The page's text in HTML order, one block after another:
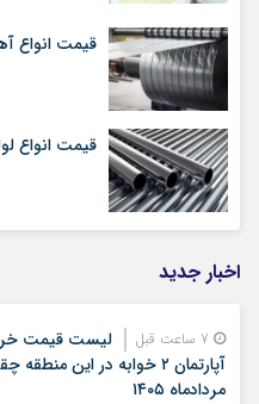
قیمت انواع آهن
قیمت انواع لوله
اخبار جدید
لیست قیمت
آپارتمان ۲ خوابه در این
مردادماه ۱۴۰۵